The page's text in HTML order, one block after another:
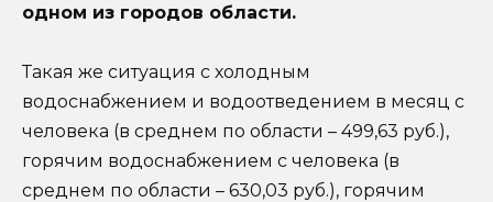
одном из городов области.
Такая же ситуация с холодным
водоснабжением и водоотведением в месяц с
человека (в среднем по области – 499,63 руб.),
горячим водоснабжением с человека (в
среднем по области – 630,03 руб.), горячим